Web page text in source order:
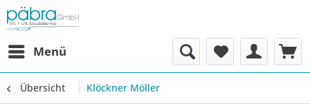
Menü
Übersicht Klöckner Möller